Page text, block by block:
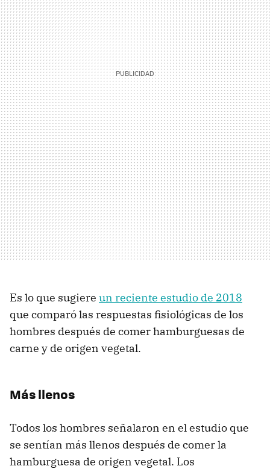
Es lo que sugiere un reciente estudio de 2018
que comparó las respuestas fisiológicas de los
hombres después de comer hamburguesas de
carne y de origen vegetal.
Más llenos
Todos los hombres señalaron en el estudio que
se sentían más llenos después de comer la
hamburguesa de origen vegetal. Los